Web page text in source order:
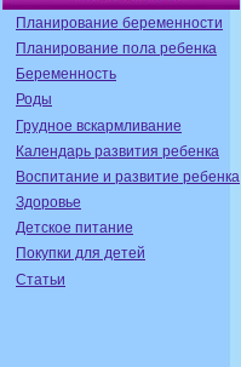
Планирование беременности
Планирование пола ребенка
Беременность
Роды
Грудное вскармливание
Календарь развития ребенка
Воспитание и развитие ребенка
Здоровье
Детское питание
Покупки для детей
Статьи